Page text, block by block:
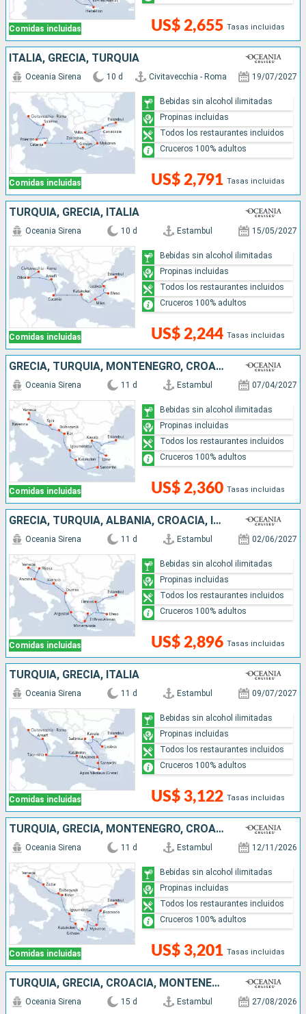
Comidas incluidas US$ 2,655 Tasas incluidas
ITALIA, GRECIA, TURQUÍA
Comidas incluidas
Oceania Sirena 10 d Civitavecchia - Roma 19/07/2027
US$ 2,791 Tasas incluidas
Bebidas sin alcohol ilimitadas
Propinas incluidas
Todos los restaurantes incluidos
Cruceros 100% adultos
TURQUÍA, GRECIA, ITALIA
Comidas incluidas
Oceania Sirena 10 d Estambul 15/05/2027
US$ 2,244 Tasas incluidas
Bebidas sin alcohol ilimitadas
Propinas incluidas
Todos los restaurantes incluidos
Cruceros 100% adultos
GRECIA, TURQUÍA, MONTENEGRO, CROACIA, ITALIA
Comidas incluidas
Oceania Sirena 11 d Estambul 07/04/2027
US$ 2,360 Tasas incluidas
Bebidas sin alcohol ilimitadas
Propinas incluidas
Todos los restaurantes incluidos
Cruceros 100% adultos
GRECIA, TURQUÍA, ALBANIA, CROACIA, ITALIA
Comidas incluidas
Oceania Sirena 11 d Estambul 02/06/2027
US$ 2,896 Tasas incluidas
Bebidas sin alcohol ilimitadas
Propinas incluidas
Todos los restaurantes incluidos
Cruceros 100% adultos
TURQUÍA, GRECIA, ITALIA
Comidas incluidas
Oceania Sirena 11 d Estambul 09/07/2027
US$ 3,122 Tasas incluidas
Bebidas sin alcohol ilimitadas
Propinas incluidas
Todos los restaurantes incluidos
Cruceros 100% adultos
TURQUÍA, GRECIA, MONTENEGRO, CROACIA, ITALIA
Comidas incluidas
Oceania Sirena 11 d Estambul 12/11/2026
US$ 3,201 Tasas incluidas
Bebidas sin alcohol ilimitadas
Propinas incluidas
Todos los restaurantes incluidos
Cruceros 100% adultos
TURQUÍA, GRECIA, CROACIA, MONTENEGRO, ALBANIA, ITALIA
Oceania Sirena 15 d Estambul 27/08/2026